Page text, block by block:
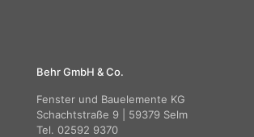
Behr GmbH & Co.
Fenster und Bauelemente KG
Schachtstraße 9 | 59379 Selm
Tel. 02592 9370